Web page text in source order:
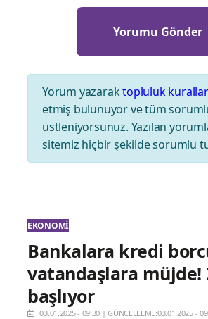
Yorum yazaraktopluluk
etmiş bulunuyor ve tüm
üstleniyorsunuz. Yazılan
sitemiz hiçbir şekilde sorumlu
EKONOMI
Bankalara kredi
vatandaşlara müjde!
başlıyor
03.01.2025 - 09:30 |GÜNCELLEME:03.01.2025 -